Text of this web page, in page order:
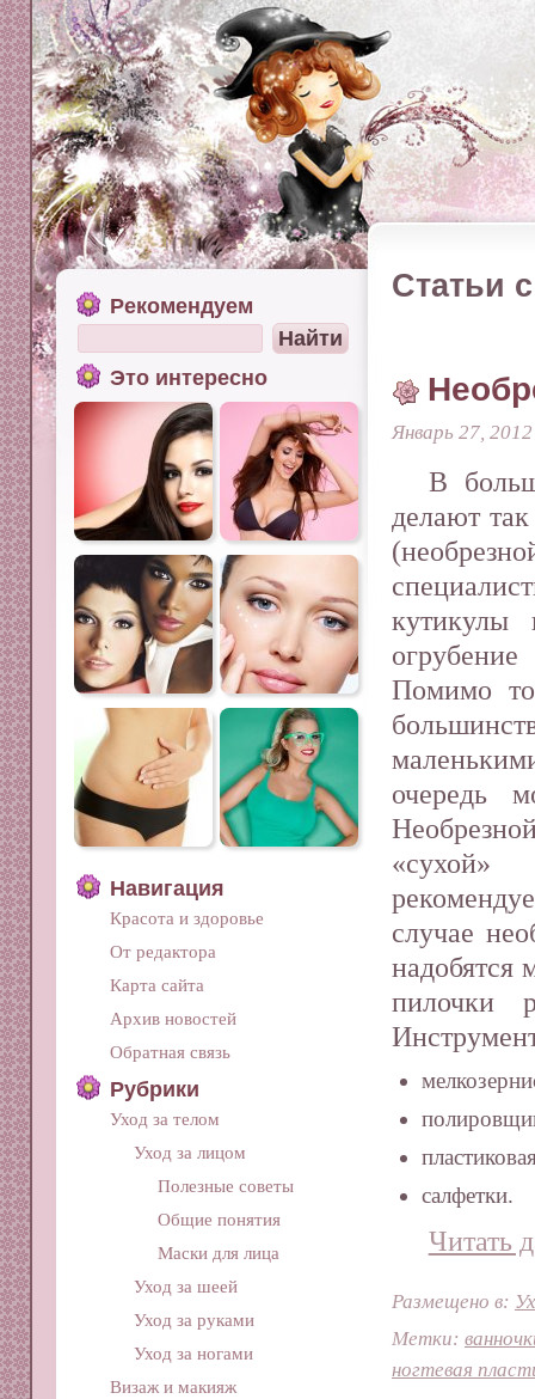
Статьи
Январь 27, 2012
В
делают
кути­кулы
Помимо
очередь
случае
пилоч­ки
салфетки.
Читать
Размещено в:
Метки:
ногтевая
Рекомендуем
Это интересно
Навигация
Красота и здоровье
От редактора
Карта сайта
Архив новостей
Обратная связь
Рубрики
Уход за телом
Уход за лицом
Полезные советы
Общие понятия
Маски для лица
Уход за шеей
Уход за руками
Уход за ногами
Визаж и макияж